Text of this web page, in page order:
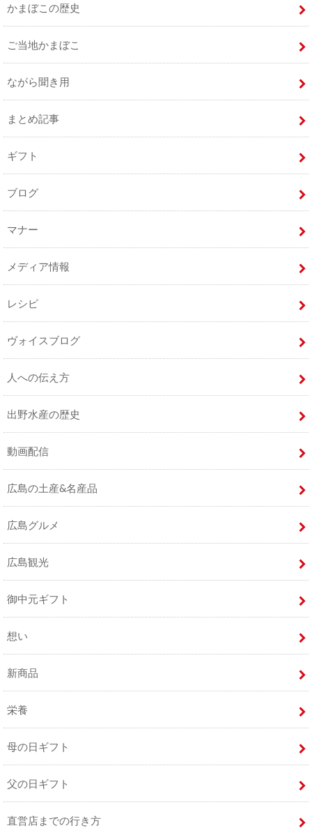
かまぼこの歴史
ご当地かまぼこ
ながら聞き用
まとめ記事
ギフト
ブログ
マナー
メディア情報
レシピ
ヴォイスブログ
人への伝え方
出野水産の歴史
動画配信
広島の土産&名産品
広島グルメ
広島観光
御中元ギフト
想い
新商品
栄養
母の日ギフト
父の日ギフト
直営店までの行き方